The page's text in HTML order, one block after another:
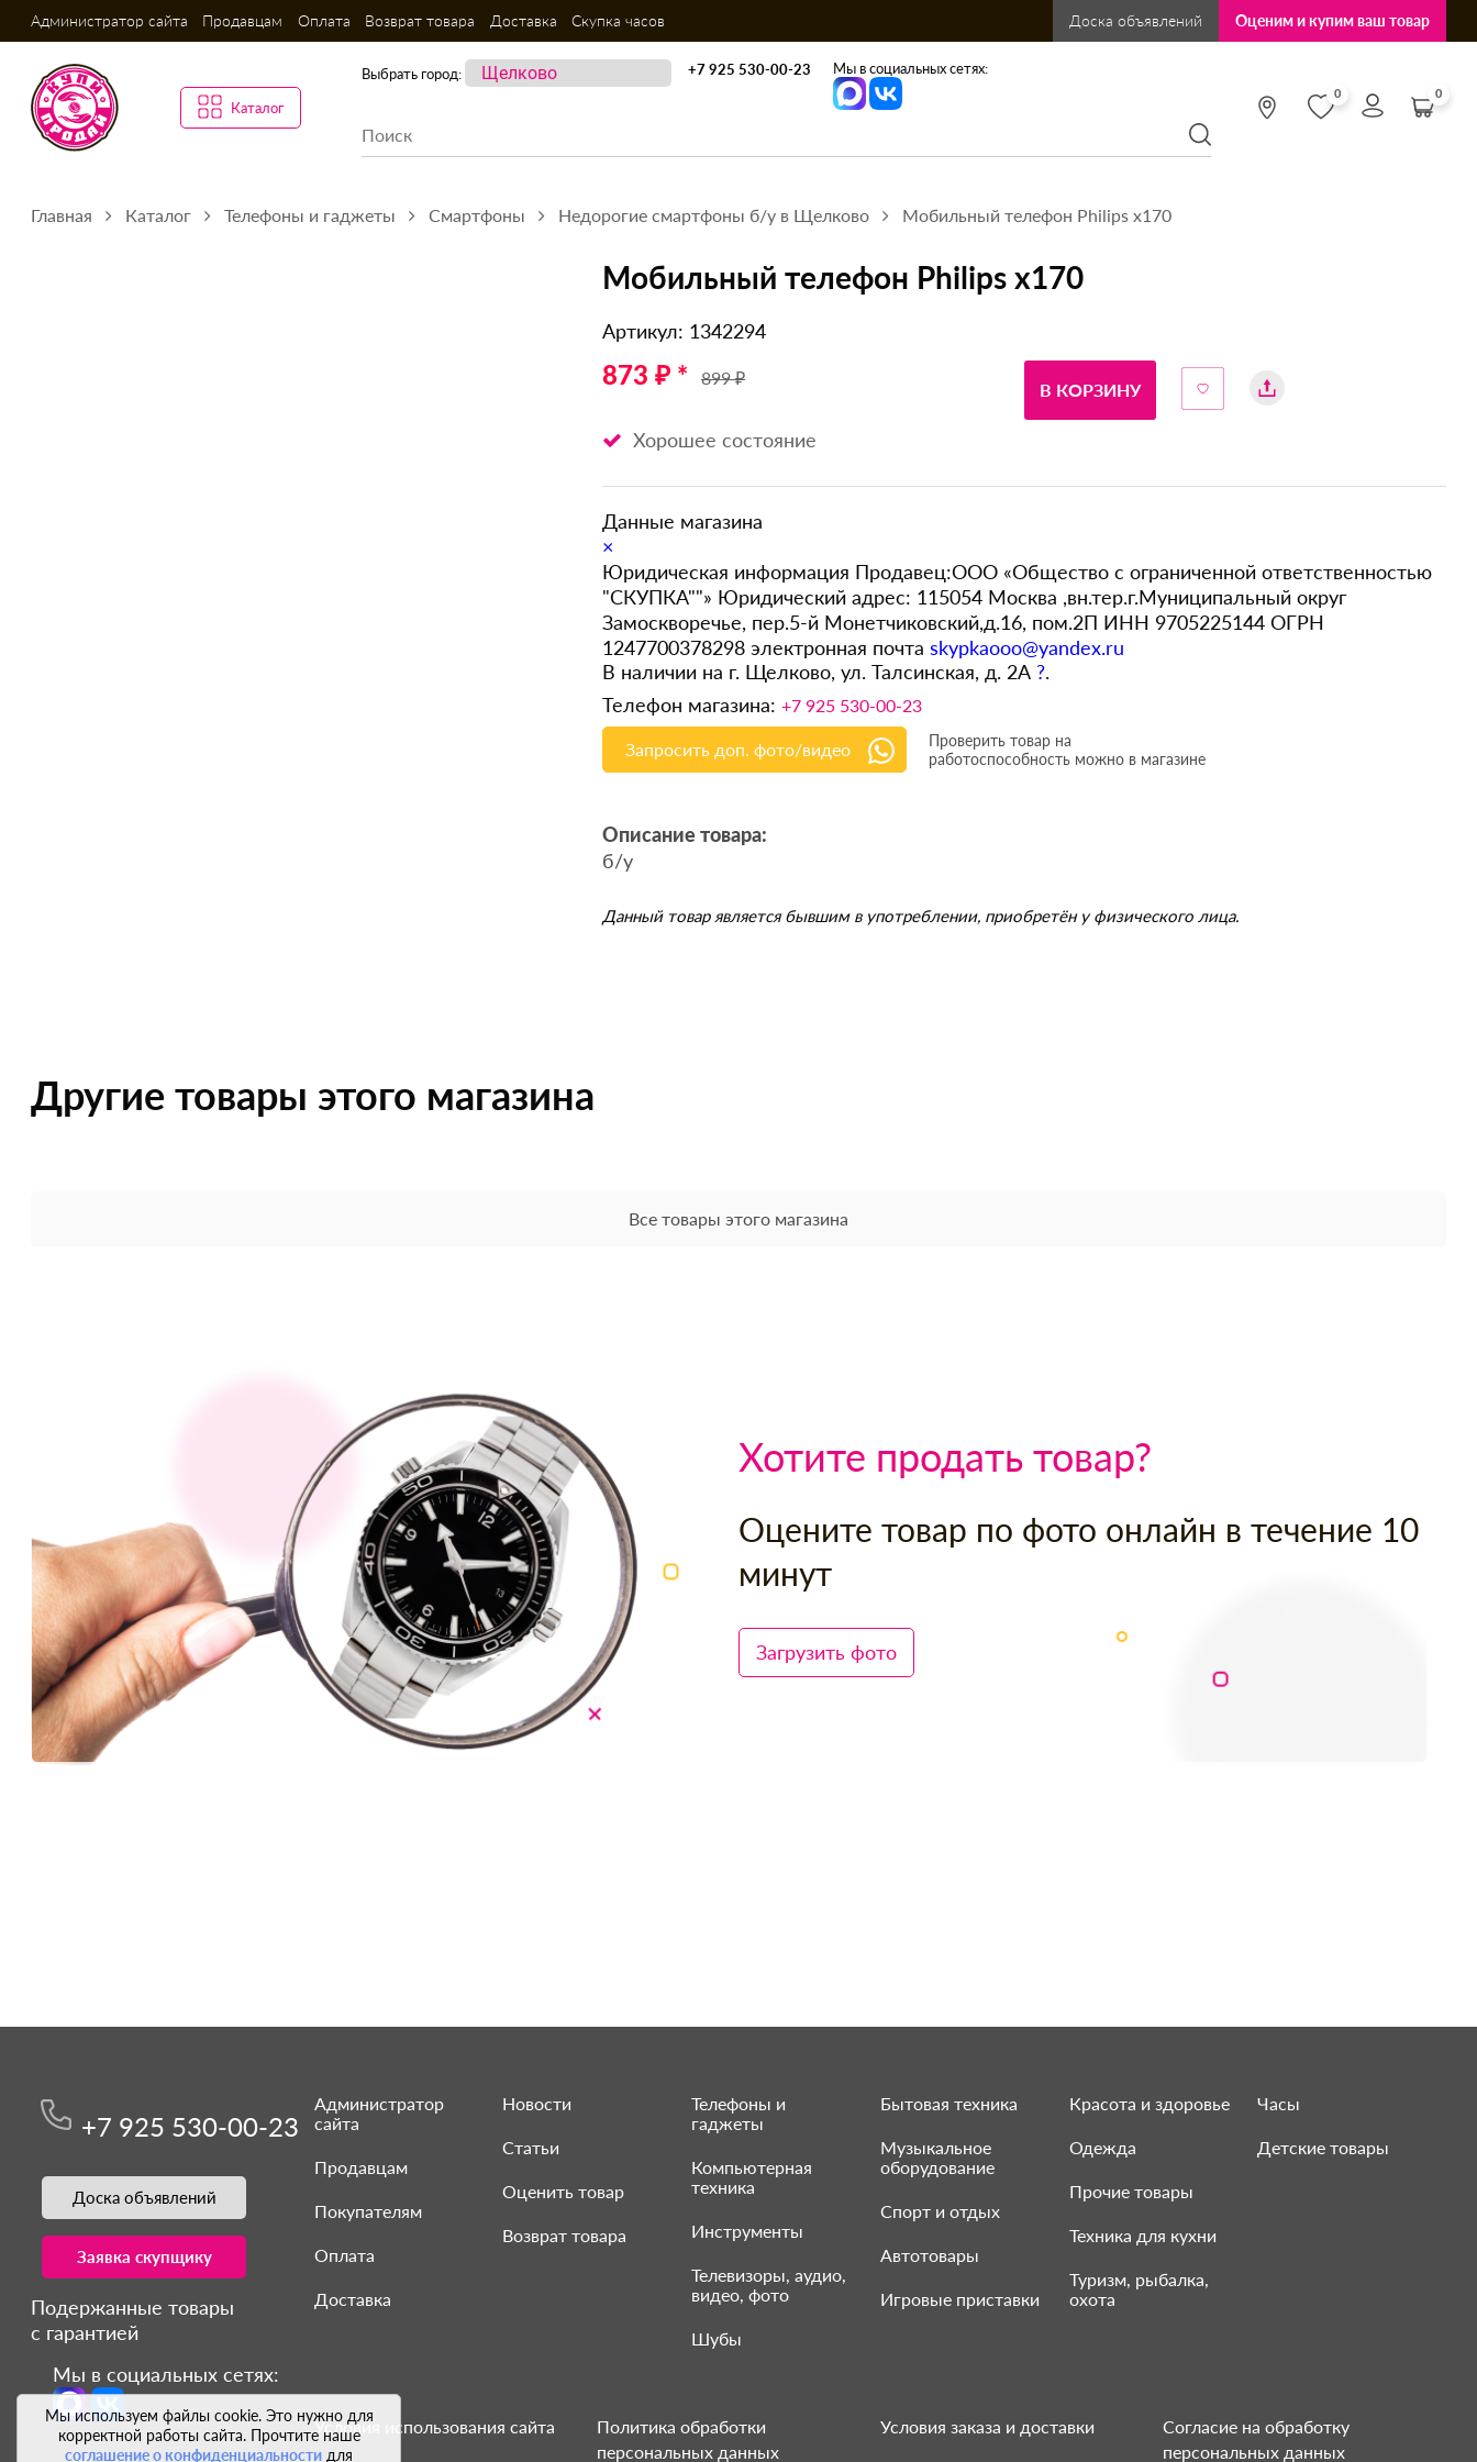
Администратор сайта Продавцам Оплата Возврат товара Доставка Скупка часов Доска объявлений Оценим и купим ваш товар
Каталог
Выбрать город: +7 925 530-00-23 Мы в социальных сетях:
0 0
Главная Каталог Телефоны и гаджеты Смартфоны Недорогие смартфоны б/у в Щелково Мобильный телефон Philips х170
Мобильный телефон Philips х170
Артикул: 1342294
873 ₽ * 899 ₽
Хорошее состояние
В КОРЗИНУ
Данные магазина
×
Юридическая информация Продавец:ООО «Общество с ограниченной ответственностью
"СКУПКА""» Юридический адрес: 115054 Москва ,вн.тер.г.Муниципальный округ
Замоскворечье, пер.5-й Монетчиковский,д.16, пом.2П ИНН 9705225144 ОГРН
1247700378298 электронная почта skypkaooo@yandex.ru
В наличии на г. Щелково, ул. Талсинская, д. 2А ?.
Телефон магазина: +7 925 530-00-23
Запросить доп. фото/видео
Проверить товар на
работоспособность можно в магазине
Описание товара:
б/у
Данный товар является бывшим в употреблении, приобретён у физического лица.
Другие товары этого магазина
Все товары этого магазина
Хотите продать товар?
Оцените товар по фото онлайн в течение 10
минут
Загрузить фото
Мы используем файлы cookie. Это нужно для
корректной работы сайта. Прочтите наше
соглашение о конфиденциальности для
+7 925 530-00-23
Доска объявлений
Заявка скупщику
Подержанные товары
с гарантией
Мы в социальных сетях:
Администратор
сайта
Продавцам
Покупателям
Оплата
Доставка
Новости
Статьи
Оценить товар
Возврат товара
Телефоны и
гаджеты
Компьютерная
техника
Инструменты
Телевизоры, аудио,
видео, фото
Шубы
Бытовая техника
Музыкальное
оборудование
Спорт и отдых
Автотовары
Игровые приставки
Красота и здоровье
Одежда
Прочие товары
Техника для кухни
Туризм, рыбалка,
охота
Часы
Детские товары
Условия использования сайта
Политика обработки
персональных данных
Условия заказа и доставки
Согласие на обработку
персональных данных